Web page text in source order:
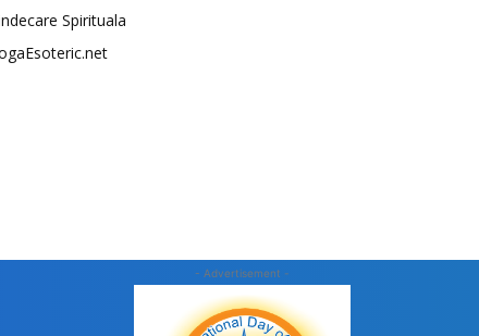
Spirituala
- Advertisement -